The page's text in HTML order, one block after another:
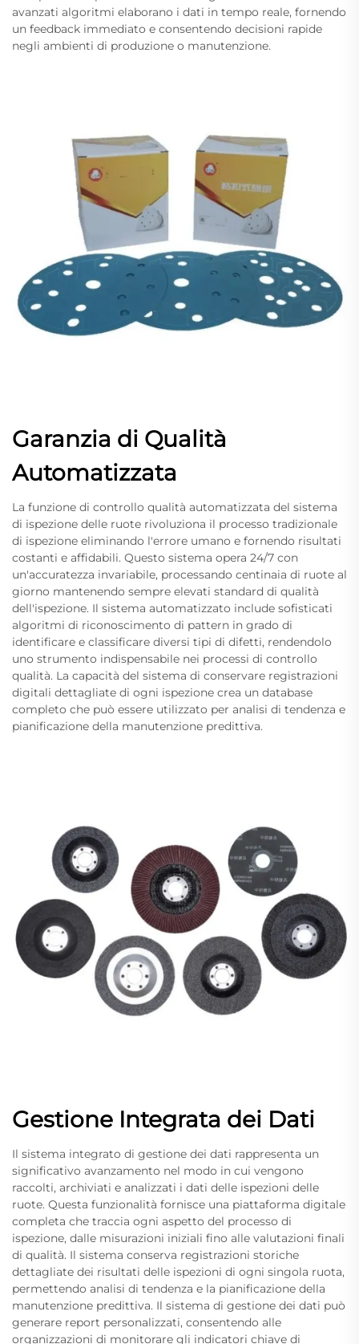
avanzati algoritmi elaborano i dati in tempo reale, fornendo
un feedback immediato e consentendo decisioni rapide
negli ambienti di produzione o manutenzione.
Garanzia di Qualità
Automatizzata
La funzione di controllo qualità automatizzata del sistema
di ispezione delle ruote rivoluziona il processo tradizionale
di ispezione eliminando l'errore umano e fornendo risultati
costanti e affidabili. Questo sistema opera 24/7 con
un'accuratezza invariabile, processando centinaia di ruote al
giorno mantenendo sempre elevati standard di qualità
dell'ispezione. Il sistema automatizzato include sofisticati
algoritmi di riconoscimento di pattern in grado di
identificare e classificare diversi tipi di difetti, rendendolo
uno strumento indispensabile nei processi di controllo
qualità. La capacità del sistema di conservare registrazioni
digitali dettagliate di ogni ispezione crea un database
completo che può essere utilizzato per analisi di tendenza e
pianificazione della manutenzione predittiva.
Gestione Integrata dei Dati
Il sistema integrato di gestione dei dati rappresenta un
significativo avanzamento nel modo in cui vengono
raccolti, archiviati e analizzati i dati delle ispezioni delle
ruote. Questa funzionalità fornisce una piattaforma digitale
completa che traccia ogni aspetto del processo di
ispezione, dalle misurazioni iniziali fino alle valutazioni finali
di qualità. Il sistema conserva registrazioni storiche
dettagliate dei risultati delle ispezioni di ogni singola ruota,
permettendo analisi di tendenza e la pianificazione della
manutenzione predittiva. Il sistema di gestione dei dati può
generare report personalizzati, consentendo alle
organizzazioni di monitorare gli indicatori chiave di